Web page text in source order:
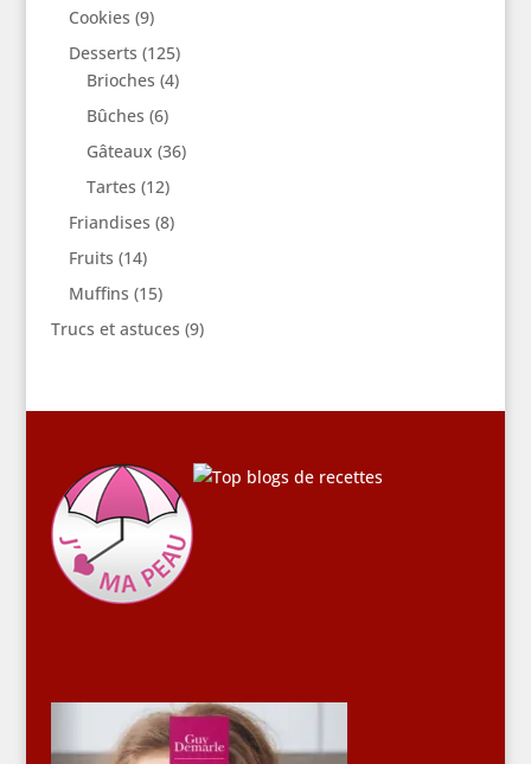
Cookies (9)
Desserts (125)
Brioches (4)
Bûches (6)
Gâteaux (36)
Tartes (12)
Friandises (8)
Fruits (14)
Muffins (15)
Trucs et astuces (9)